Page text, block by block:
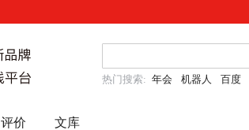
热门搜索: 年会 机器人 百度
评价 文库